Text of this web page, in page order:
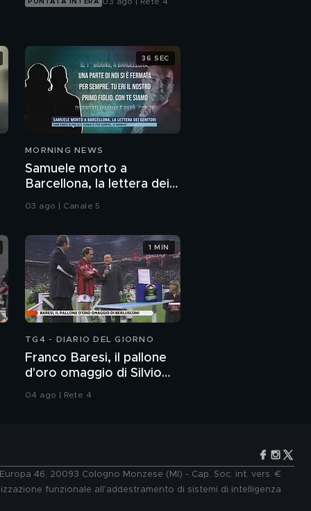
PUNTATA INTERA
MORNING NEWS
Samuele morto a
Barcellona, la lettera dei
genitori
03 ago | Canale 5
36 SEC
TG4 - DIARIO DEL GIORNO
Franco Baresi, il pallone
d'oro omaggio di Silvio
Berlusconi
04 ago | Rete 4
1 MIN
46, 20093 Cologno Monzese (MI) - Cap. Soc. int. vers. €
funzionale all'addestramento di sistemi di intelligenza